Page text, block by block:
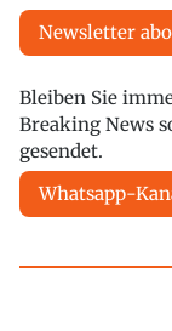
Newsletter
Bleiben Sie
Breaking News
gesendet.
Whatsapp-